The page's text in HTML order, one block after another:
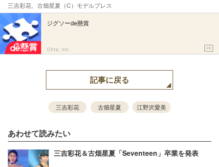
三吉彩花、古畑星夏（C）モデルプレス
ジグソーde懸賞
Ohte, Inc. PR
記事に戻る
三吉彩花 古畑星夏 江野沢愛美
あわせて読みたい
三吉彩花＆古畑星夏「Seventeen」卒業を発表